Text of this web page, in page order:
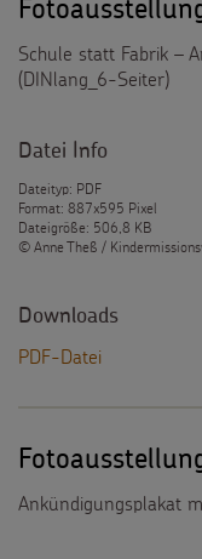
Schule statt Fabrik –
(DINlang_6-Seiter)
Datei Info
Dateityp: PDF
Format: 887x595 Pixel
Dateigröße: 506,8 KB
© Anne Theß /
Downloads
PDF-Datei
Ankündigungsplakat